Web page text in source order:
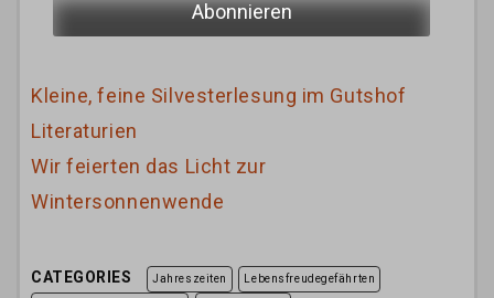
Kleine, feine Silvesterlesung im Gutshof
Literaturien
Wir feierten das Licht zur
Wintersonnenwende
CATEGORIES Jahreszeiten Lebensfreudegefährten